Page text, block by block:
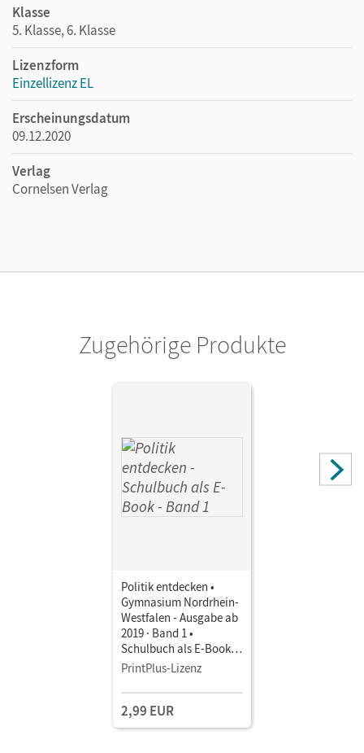
Klasse
5. Klasse, 6. Klasse
Lizenzform
Einzellizenz EL
Erscheinungsdatum
09.12.2020
Verlag
Cornelsen Verlag
Zugehörige Produkte
Politik entdecken •
Gymnasium Nordrhein-
Westfalen - Ausgabe ab
2019 · Band 1 •
Schulbuch als E-Book
Mit Medien
PrintPlus-Lizenz
2,99 EUR